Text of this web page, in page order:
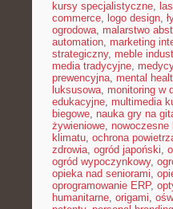
kursy specjalistyczne,
commerce, logo design,
ogrodowa, malarstwo
automation, marketing
strategiczny, meble
media tradycyjne,
prewencyjna, mental
luksusowa, monitoring w
edukacyjne, multimedia
biegowe, nauka gry na
żywieniowe, nowoczesne
klimatu, ochrona
zdrowia, ogród japoński,
ogród wypoczynkowy,
opieka nad seniorami,
oprogramowanie ERP,
humanitarne, origami,